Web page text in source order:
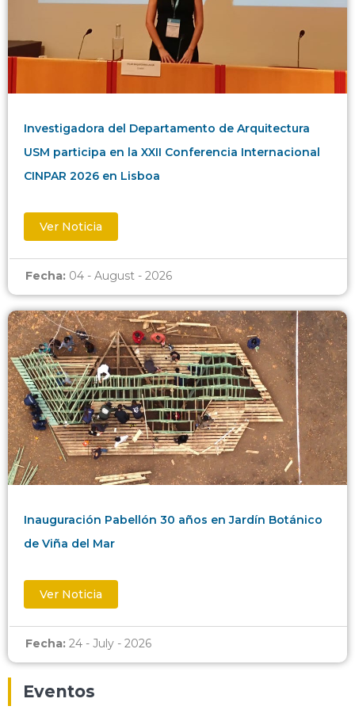
Investigadora del Departamento de Arquitectura
USM participa en la XXII Conferencia Internacional
CINPAR 2026 en Lisboa
Ver Noticia
Fecha: 04 - August - 2026
Inauguración Pabellón 30 años en Jardín Botánico
de Viña del Mar
Ver Noticia
Fecha: 24 - July - 2026
Eventos